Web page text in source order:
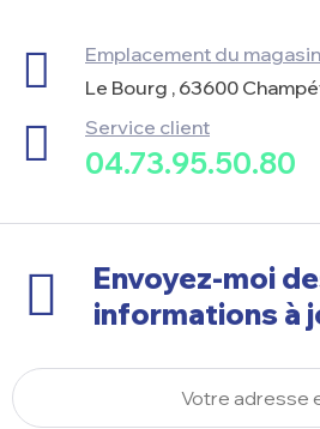
Emplacement du magasin
Le Bourg , 63600
Service client
04.73.95.50.80
Envoyez-moi
informations à